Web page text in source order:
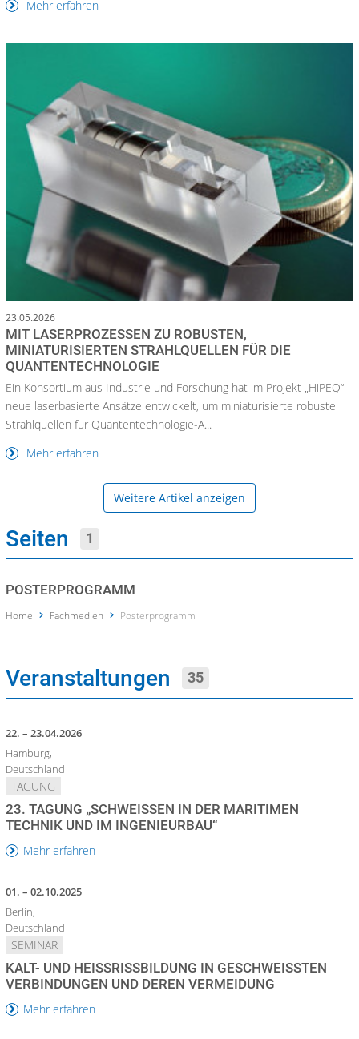
Mehr erfahren
23.05.2026
MIT LASERPROZESSEN ZU ROBUSTEN,
MINIATURISIERTEN STRAHLQUELLEN FÜR DIE
QUANTENTECHNOLOGIE
Ein Konsortium aus Industrie und Forschung hat im Projekt „HiPEQ“
neue laserbasierte Ansätze entwickelt, um miniaturisierte robuste
Strahlquellen für Quantentechnologie-A...
Mehr erfahren
Weitere Artikel anzeigen
Seiten 1
POSTERPROGRAMM
Home Fachmedien Posterprogramm
Veranstaltungen 35
22. – 23.04.2026
Hamburg,
Deutschland
TAGUNG
23. TAGUNG „SCHWEISSEN IN DER MARITIMEN T
ECHNIK UND IM INGENIEURBAU“
Mehr erfahren
01. – 02.10.2025
Berlin,
Deutschland
SEMINAR
KALT- UND HEISSRISSBILDUNG IN GESCHWEISSTEN VE
RBINDUNGEN UND DEREN VERMEIDUNG
Mehr erfahren